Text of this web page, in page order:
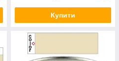
Купити